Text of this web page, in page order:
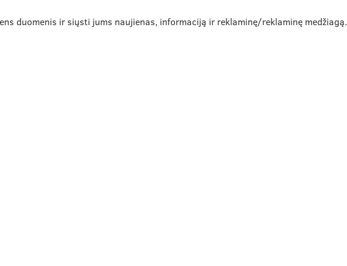
duomenis ir siųsti jums naujienas, informaciją ir reklaminę/reklaminę medžiagą.